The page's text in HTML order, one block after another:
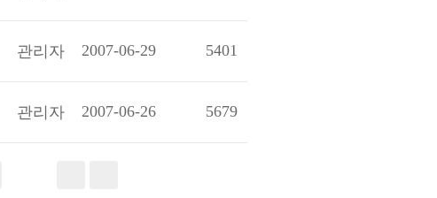
관리자 2007-06-29 5401
관리자 2007-06-26 5679